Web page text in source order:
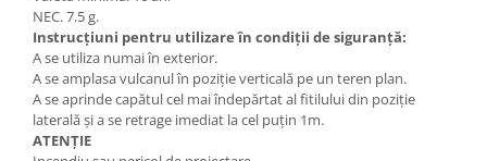
NEC. 7.5 g.
Instrucțiuni pentru utilizare în condiții de siguranță:
A se utiliza numai în exterior.
A se amplasa vulcanul în poziție verticală pe un teren plan.
A se aprinde capătul cel mai îndepărtat al fitilului din poziție
laterală și a se retrage imediat la cel puțin 1m.
ATENȚIE